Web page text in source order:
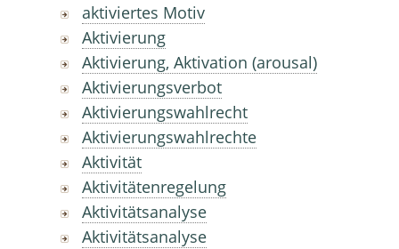
aktiviertes Motiv
Aktivierung
Aktivierung, Aktivation (arousal)
Aktivierungsverbot
Aktivierungswahlrecht
Aktivierungswahlrechte
Aktivität
Aktivitätenregelung
Aktivitätsanalyse
Aktivitätsanalyse